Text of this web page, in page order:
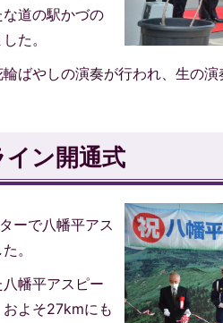
道の駅かづの
た。
ばやしの演奏が行われ、生の
イン開通式
ーで八幡平アス
。
幡平アスピー
よそ27kmにも